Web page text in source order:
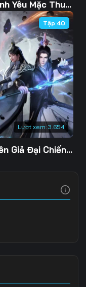
Tập 105
Tập 108
Tập 111
Tập 114
Tập 117
Tập 120
Tập 123
Đế Linh Yêu Mặc Thuỷ Linh Lung
Lượt xem: 3.654
Tập 40
Tu Tiên Giả Đại Chiến Siêu Năng Lực 3D